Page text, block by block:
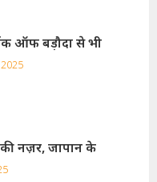
ऑफ बड़ौदा से भी
की नज़र, जापान के